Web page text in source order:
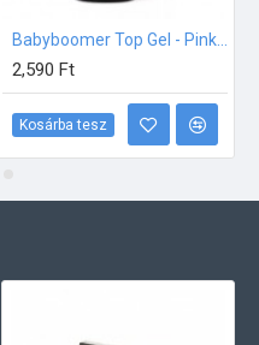
2,590 Ft
Kosárba tesz